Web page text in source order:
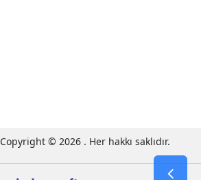
Copyright © 2026 . Her hakkı saklıdır.